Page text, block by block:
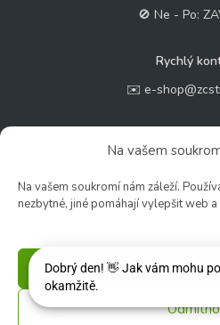
Na vašem
Na vašem soukromí nám záleží.
nezbytné, jiné pomáhají vylepšit web a
🚫 Ne - Po:
Rychlý
✉️ e-